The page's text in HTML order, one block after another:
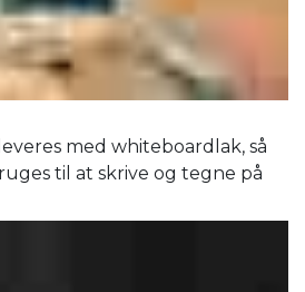
med whiteboardlak, så
til at skrive og tegne på